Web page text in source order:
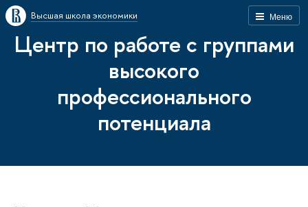
Меню
Высшая школа экономики
Центр по работе с группами
высокого
профессионального
потенциала